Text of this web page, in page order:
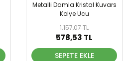
Metalli Damla Kristal Kuvars
Kolye Ucu
1.157,07 TL
578,53 TL
SEPETE EKLE